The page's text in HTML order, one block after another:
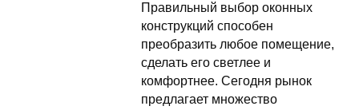
Правильный выбор оконных
конструкций способен
преобразить любое помещение,
сделать его светлее и
комфортнее. Сегодня рынок
предлагает множество